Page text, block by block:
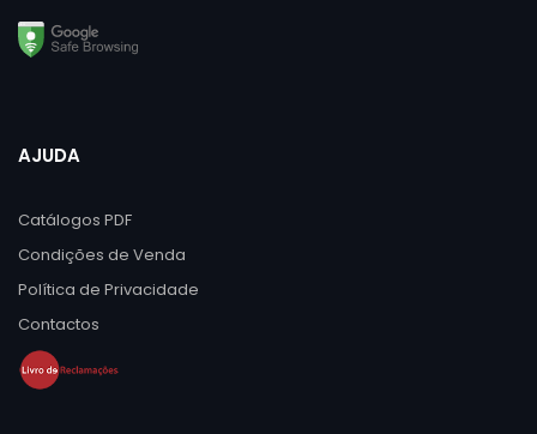
AJUDA
Catálogos PDF
Condições de Venda
Política de Privacidade
Contactos